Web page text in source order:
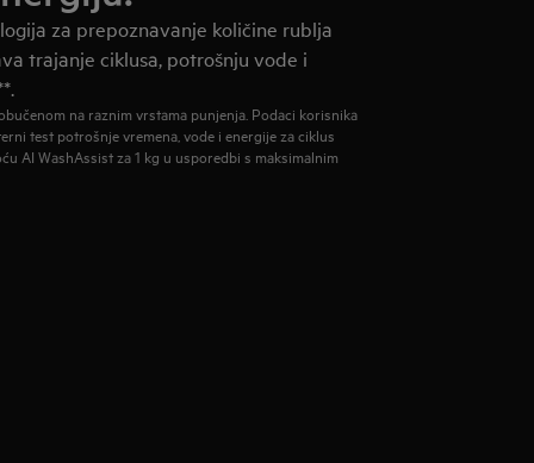
za prepoznavanje količine rublja
trajanje ciklusa, potrošnju vode i
na raznim vrstama punjenja. Podaci korisnika
test potrošnje vremena, vode i energije za ciklus
AI WashAssist za 1 kg u usporedbi s maksimalnim